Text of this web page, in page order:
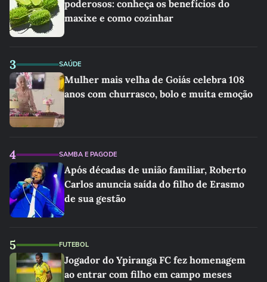
poderosos: conheça os benefícios do
maxixe e como cozinhar
3 SAÚDE
Mulher mais velha de Goiás celebra 108
anos com churrasco, bolo e muita emoção
4 SAMBA E PAGODE
Após décadas de união familiar, Roberto
Carlos anuncia saída do filho de Erasmo
de sua gestão
5 FUTEBOL
Jogador do Ypiranga FC fez homenagem
ao entrar com filho em campo meses